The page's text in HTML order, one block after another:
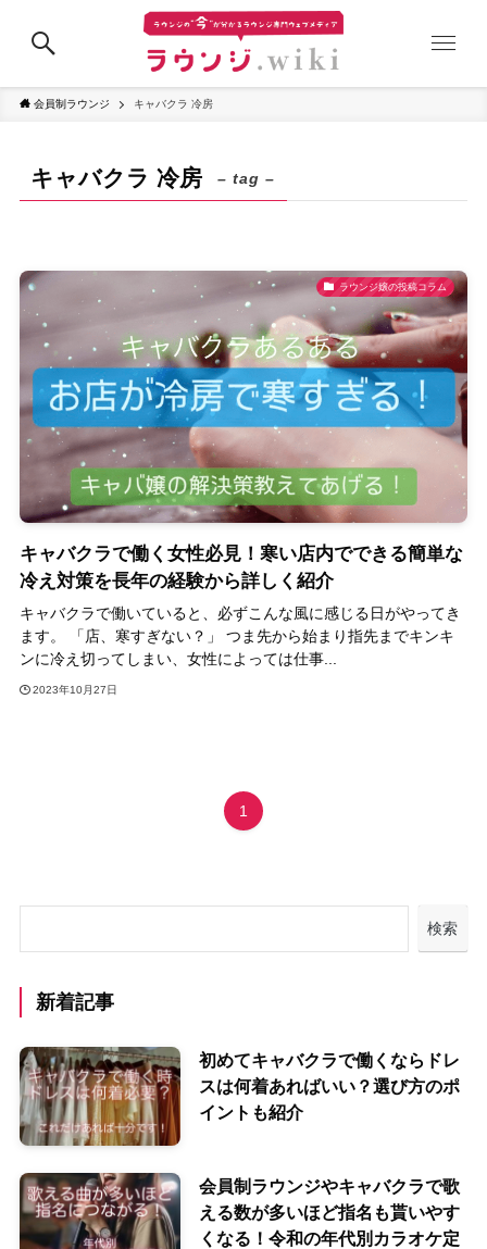
会員制ラウンジ キャバクラ 冷房
キャバクラ 冷房 – tag –
ラウンジ嬢の投稿コラム
キャバクラで働く女性必見！寒い店内でできる簡単な
冷え対策を長年の経験から詳しく紹介
キャバクラで働いていると、必ずこんな風に感じる日がやってき
ます。 「店、寒すぎない？」 つま先から始まり指先までキンキ
ンに冷え切ってしまい、女性によっては仕事...
2023年10月27日
1
検索
新着記事
初めてキャバクラで働くならドレ
スは何着あればいい？選び方のポ
イントも紹介
会員制ラウンジやキャバクラで歌
える数が多いほど指名も貰いやす
くなる！令和の年代別カラオケ定